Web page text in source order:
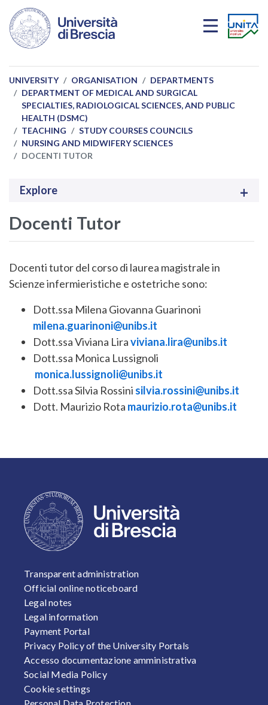
Skip to main content
UNIVERSITY ORGANISATION
DEPARTMENTS
DEPARTMENT OF MEDICAL AND SURGICAL
SPECIALTIES, RADIOLOGICAL SCIENCES, AND PUBLIC
HEALTH (DSMC)
TEACHING
STUDY COURSES COUNCILS
NURSING AND MIDWIFERY SCIENCES
DOCENTI TUTOR
Explore
Docenti Tutor
Docenti tutor del corso di laurea magistrale in
Scienze infermieristiche e ostetriche sono:
Dott.ssa Milena Giovanna Guarinoni
milena.guarinoni@unibs.it
Dott.ssa Viviana Liraviviana.lira@unibs.it
Dott.ssa Monica Lussignoli
monica.lussignoli@unibs.it
Dott.ssa Silvia Rossini silvia.rossini@unibs.it
Dott. Maurizio Rota maurizio.rota@unibs.it
FOOTER 1
Transparent administration
Official online noticeboard
Legal notes
Legal information
Payment Portal
Privacy Policy of the University Portals
Accesso documentazione amministrativa
Social Media Policy
Cookie settings
Personal Data Protection